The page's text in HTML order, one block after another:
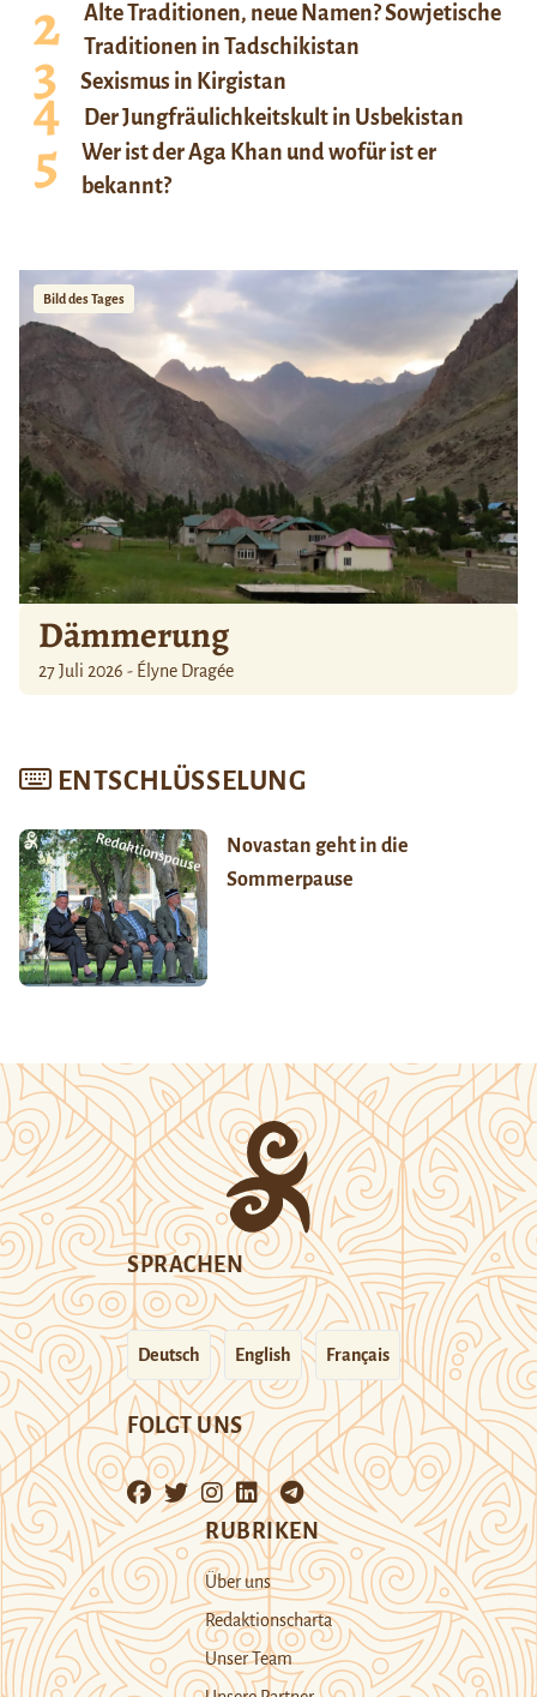
Alte Traditionen, neue Namen? Sowjetische
Traditionen in Tadschikistan
Sexismus in Kirgistan
Der Jungfräulichkeitskult in Usbekistan
Wer ist der Aga Khan und wofür ist er
bekannt?
Bild des Tages
Dämmerung
27 Juli 2026 - Élyne Dragée
ENTSCHLÜSSELUNG
Novastan geht in die
Sommerpause
SPRACHEN
Deutsch English Français
FOLGT UNS
RUBRIKEN
Über uns
Redaktionscharta
Unser Team